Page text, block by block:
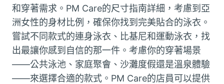
和穿著需求。PM Care的尺寸指南詳細，考慮到亞
洲女性的身材比例，確保你找到完美貼合的泳衣。
嘗試不同款式的連身泳衣、比基尼和運動泳衣，找
出最讓你感到自信的那一件。考慮你的穿著場景
——公共泳池、家庭聚會、沙灘度假還是溫泉體驗
——來選擇合適的款式。PM Care的店員可以提供